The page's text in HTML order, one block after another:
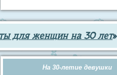
для женщин на 30 лет»
На 30-летие девушки